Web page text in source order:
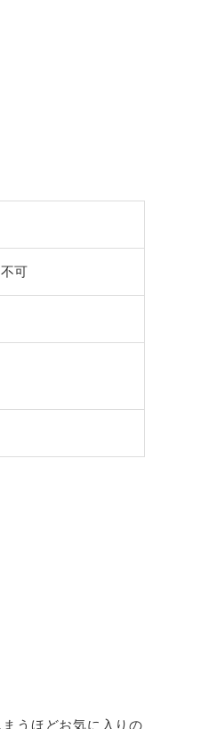
可
うほどお気に入りの